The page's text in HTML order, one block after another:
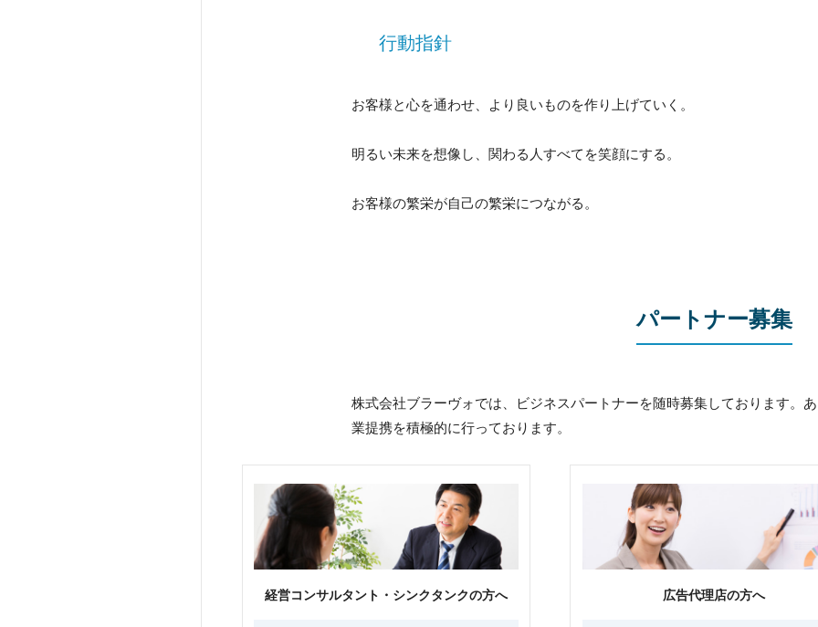
行動指針
お客様と心を通わせ、より良いものを作り上げていく。
明るい未来を想像し、関わる人すべてを笑顔にする。
お客様の繁栄が自己の繁栄につながる。
パートナー募集
株式会社ブラーヴォでは、ビジネスパートナーを随時募集しております。
業提携を積極的に行っております。
経営コンサルタント・シンクタンクの方へ 広告代理店の方へ